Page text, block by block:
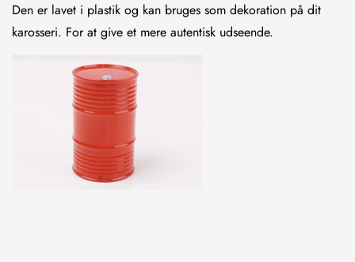
Den er lavet i plastik og kan bruges som dekoration på dit
karosseri. For at give et mere autentisk udseende.